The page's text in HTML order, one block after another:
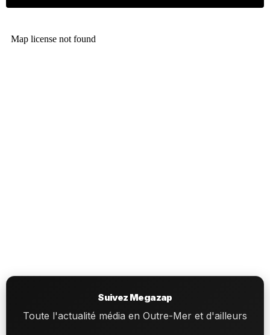
Suivez Megazap
Toute l'actualité média en Outre-Mer et d'ailleurs